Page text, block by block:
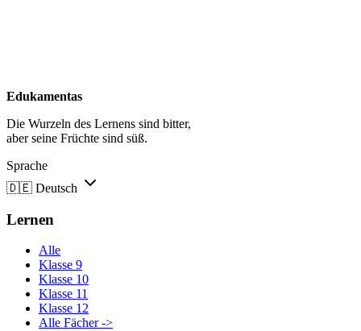
Edukamentas
Die Wurzeln des Lernens sind bitter,
aber seine Früchte sind süß.
Sprache
🇩🇪 Deutsch
Lernen
Alle
Klasse 9
Klasse 10
Klasse 11
Klasse 12
Alle Fächer ->